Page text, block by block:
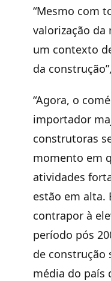
“Mesmo com
valorização da
um contexto
da
“Agora, o
importador
construtoras
momento em
atividades
estão em alta.
contrapor à
período pós
de construção
média do país